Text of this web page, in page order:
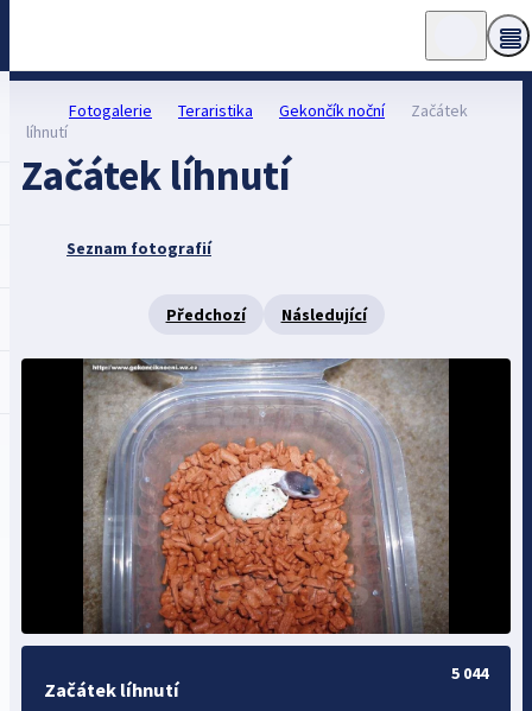
Fotogalerie Teraristika Gekončík noční
Začátek
líhnutí
Začátek líhnutí
Seznam fotografií
Předchozí Následující
Začátek líhnutí
5 044